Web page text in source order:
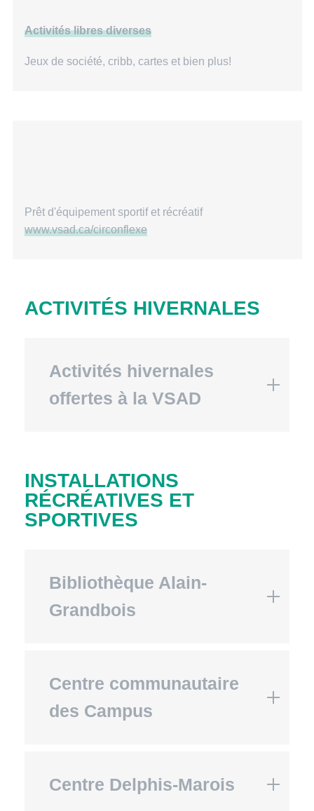
Activités libres diverses
Jeux de société, cribb, cartes et bien plus!
Prêt d'équipement sportif et récréatif
www.vsad.ca/circonflexe
ACTIVITÉS HIVERNALES
Activités hivernales
offertes à la VSAD
INSTALLATIONS
RÉCRÉATIVES ET
SPORTIVES
Bibliothèque Alain-
Grandbois
Centre communautaire
des Campus
Centre Delphis-Marois